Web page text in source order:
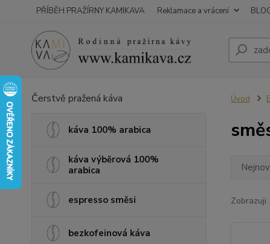
PŘÍBĚH PRAŽÍRNY KAMIKAVA Reklamace a vrácení
Čerstvě pražená káva
káva 100% arabica
káva výběrová 100%
arabica
espresso směsi
bezkofeinová káva
Úvod
Zobrazuji